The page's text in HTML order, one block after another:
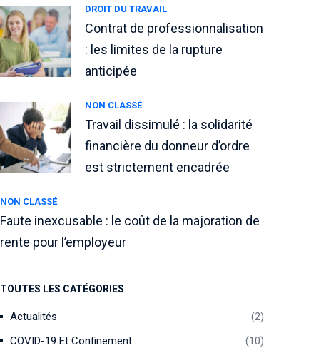
DROIT DU TRAVAIL
Contrat de professionnalisation
: les limites de la rupture
anticipée
NON CLASSÉ
Travail dissimulé : la solidarité
financière du donneur d’ordre
est strictement encadrée
NON CLASSÉ
Faute inexcusable : le coût de la majoration de
rente pour l’employeur
TOUTES LES CATÉGORIES
Actualités
2
COVID-19 Et Confinement
10